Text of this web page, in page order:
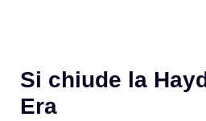
Si chiude la
Era